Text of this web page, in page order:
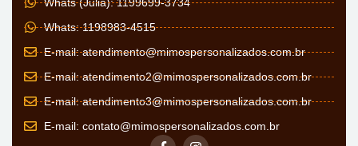
Whats (Julia): 1199699-3734
Whats: 1198983-4515
E-mail:atendimento@mimospersonalizados.com.br
E-mail:atendimento2@mimospersonalizados.com.br
E-mail:atendimento3@mimospersonalizados.com.br
E-mail: contato@mimospersonalizados.com.br